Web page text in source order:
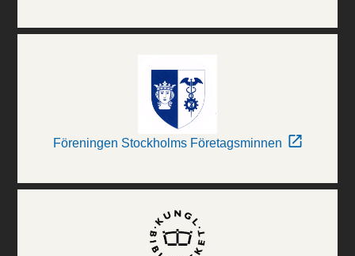
Föreningen Stockholms Företagsminnen